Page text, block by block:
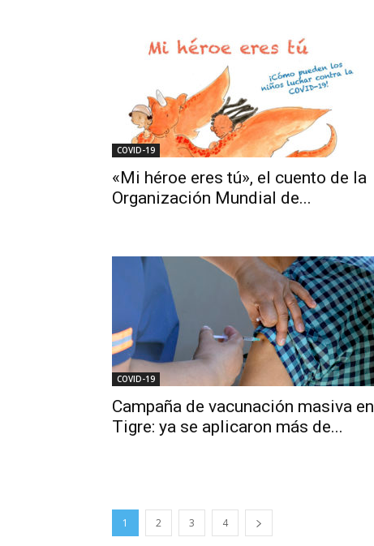
COVID-19
«Mi héroe eres tú», el cuento de la
Organización Mundial de...
COVID-19
Campaña de vacunación masiva en
Tigre: ya se aplicaron más de...
1 2 3 4